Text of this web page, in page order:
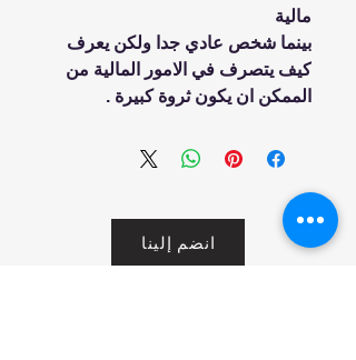
مالية
بينما شخص عادي جدا ولكن يعرف
كيف يتصرف في الامور المالية من
الممكن ان يكون ثروة كبيرة .
انضم إلينا